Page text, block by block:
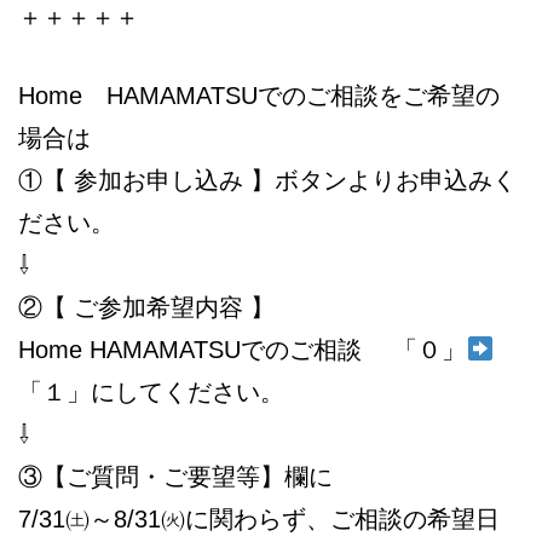
＋＋＋＋＋
Home HAMAMATSUでのご相談をご希望の
場合は
①【 参加お申し込み 】ボタンよりお申込みく
ださい。
⇩
②【 ご参加希望内容 】
Home HAMAMATSUでのご相談 「０」
「１」にしてください。
⇩
③【ご質問・ご要望等】欄に
7/31㈯～8/31㈫に関わらず、ご相談の希望日